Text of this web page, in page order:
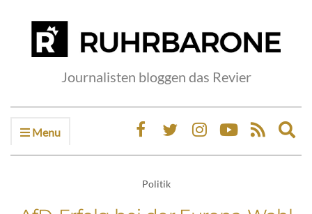
Journalisten bloggen das Revier
Menu
Politik